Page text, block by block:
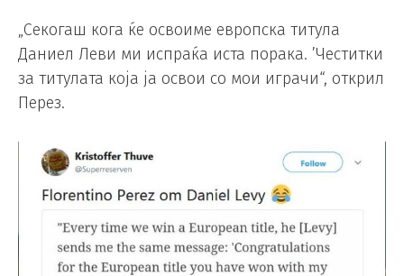
„Секогаш кога ќе освоиме европска титула
Даниел Леви ми испраќа иста порака. ’Честитки
за титулата која ја освои со мои играчи“, открил
Перез.